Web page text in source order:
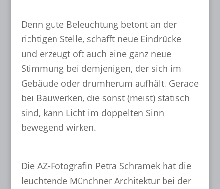
Denn gute Beleuchtung betont an der
richtigen Stelle, schafft neue Eindrücke
und erzeugt oft auch eine ganz neue
Stimmung bei demjenigen, der sich im
Gebäude oder drumherum aufhält. Gerade
bei Bauwerken, die sonst (meist) statisch
sind, kann Licht im doppelten Sinn
bewegend wirken.
Die AZ-Fotografin Petra Schramek hat die
leuchtende Münchner Architektur bei der